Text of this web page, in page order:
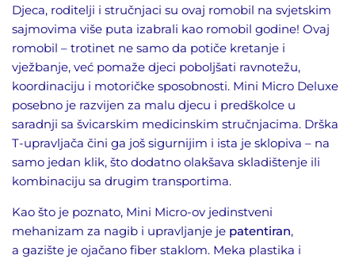
Djeca, roditelji i stručnjaci su ovaj romobil na svjetskim
sajmovima više puta izabrali kao romobil godine! Ovaj
romobil – trotinet ne samo da potiče kretanje i
vježbanje, već pomaže djeci poboljšati ravnotežu,
koordinaciju i motoričke sposobnosti. Mini Micro Deluxe
posebno je razvijen za malu djecu i predškolce u
saradnji sa švicarskim medicinskim stručnjacima. Drška
T-upravljača čini ga još sigurnijim i ista je sklopiva – na
samo jedan klik, što dodatno olakšava skladištenje ili
kombinaciju sa drugim transportima.
Kao što je poznato, Mini Micro-ov jedinstveni
mehanizam za nagib i upravljanje je patentiran,
a gazište je ojačano fiber staklom. Meka plastika i